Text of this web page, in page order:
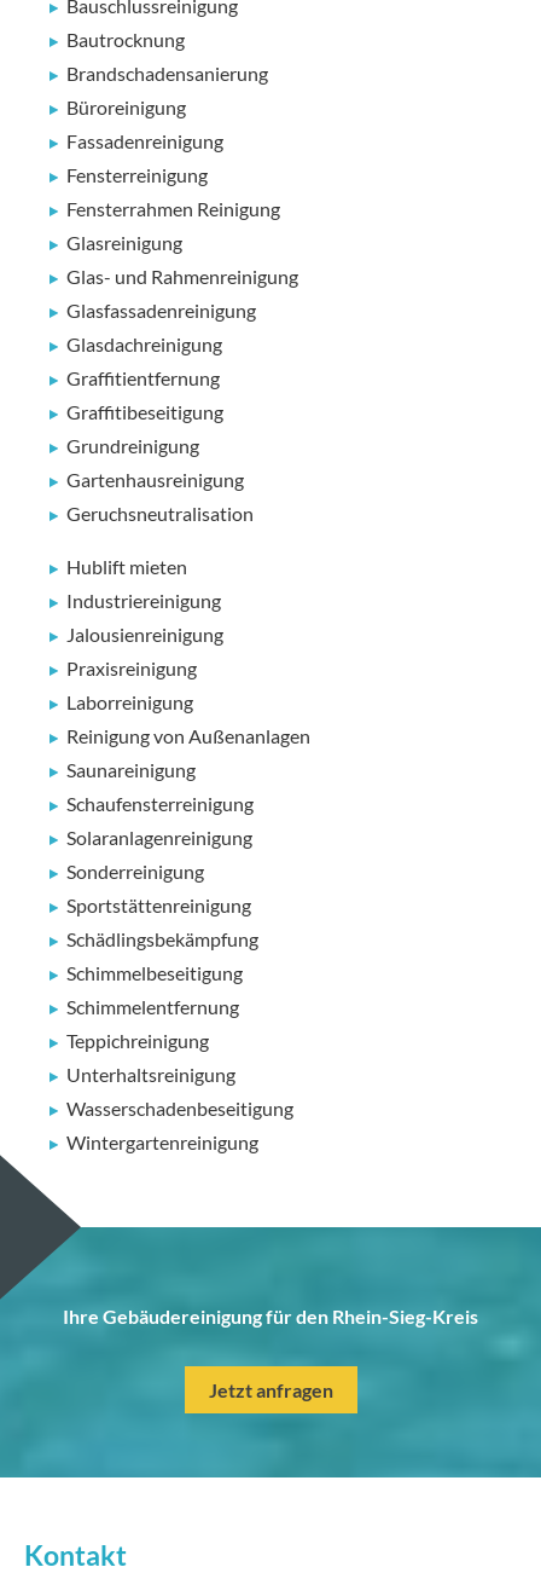
Bauschlussreinigung
Bautrocknung
Brandschadensanierung
Büroreinigung
Fassadenreinigung
Fensterreinigung
Fensterrahmen Reinigung
Glasreinigung
Glas- und Rahmenreinigung
Glasfassadenreinigung
Glasdachreinigung
Graffitientfernung
Graffitibeseitigung
Grundreinigung
Gartenhausreinigung
Geruchsneutralisation
Hublift mieten
Industriereinigung
Jalousienreinigung
Praxisreinigung
Laborreinigung
Reinigung von Außenanlagen
Saunareinigung
Schaufensterreinigung
Solaranlagenreinigung
Sonderreinigung
Sportstättenreinigung
Schädlingsbekämpfung
Schimmelbeseitigung
Schimmelentfernung
Teppichreinigung
Unterhaltsreinigung
Wasserschadenbeseitigung
Wintergartenreinigung
Ihre Gebäudereinigung für den Rhein-Sieg-Kreis
Jetzt anfragen
Kontakt